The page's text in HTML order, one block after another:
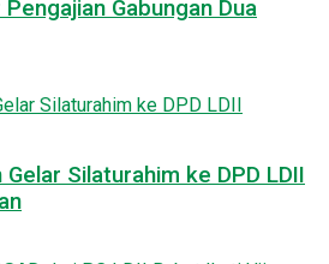
Gabungan Dua
Silaturahim ke DPD LDII